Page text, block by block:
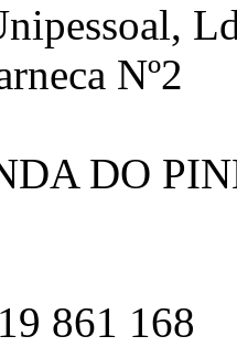
Nº2
DO
861 168